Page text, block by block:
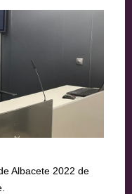
Albacete 2022 de